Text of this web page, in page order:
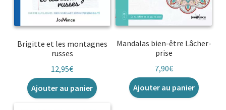
Brigitte et les montagnes
russes
12,95€
Ajouter au panier
Mandalas bien-être Lâcher-
prise
7,90€
Ajouter au panier